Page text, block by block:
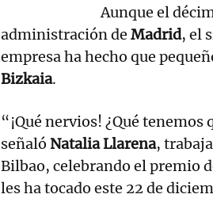
Aunque el
administración de Madrid, el
empresa ha hecho que
Bizkaia.
“¡Qué nervios! ¿Qué
señaló Natalia Llarena,
Bilbao, celebrando el premio
les ha tocado este 22 de